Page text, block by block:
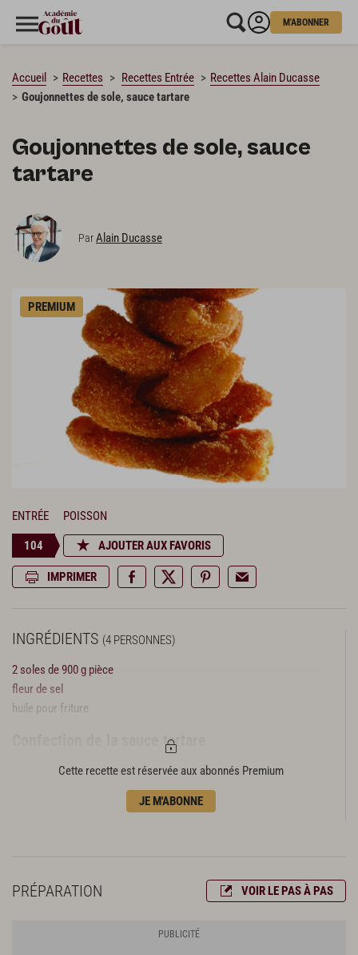
M'ABONNER
Accueil Recettes Recettes Entrée
Recettes Alain Ducasse
Goujonnettes de sole, sauce tartare
Goujonnettes de sole, sauce
tartare
ParAlain Ducasse
PREMIUM
ENTRÉE POISSON
104 AJOUTER AUX FAVORIS
IMPRIMER
INGRÉDIENTS (4 PERSONNES)
2 soles de 900 g pièce
fleur de sel
huile pour friture
Confection de la sauce tartare
1 jaune d’œuf dur
1/4 de botte de cerfeuil
1/4 de botte de ciboulette
Cette recette est réservée aux abonnés Premium
JE M'ABONNE
PRÉPARATION VOIR LE PAS À PAS
CHARGEMENT…